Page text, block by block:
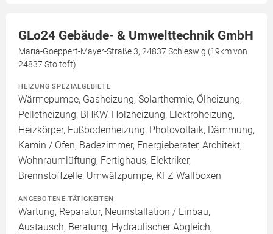
GLo24 Gebäude- & Umwelttechnik GmbH
Maria-Goeppert-Mayer-Straße 3, 24837 Schleswig (19km von
24837 Stoltoft)
HEIZUNG SPEZIALGEBIETE
Wärmepumpe, Gasheizung, Solarthermie, Ölheizung,
Pelletheizung, BHKW, Holzheizung, Elektroheizung,
Heizkörper, Fußbodenheizung, Photovoltaik, Dämmung,
Kamin / Ofen, Badezimmer, Energieberater, Architekt,
Wohnraumlüftung, Fertighaus, Elektriker,
Brennstoffzelle, Umwälzpumpe, KFZ Wallboxen
ANGEBOTENE TÄTIGKEITEN
Wartung, Reparatur, Neuinstallation / Einbau,
Austausch, Beratung, Hydraulischer Abgleich,